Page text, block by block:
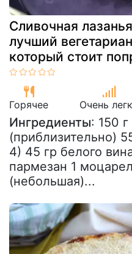
Сливочная
лучший
который стоит
Горячее Очень
Ингредиенты: 150
(приблизительно)
4) 45 гр белого
пармезан 1
(небольшая)...